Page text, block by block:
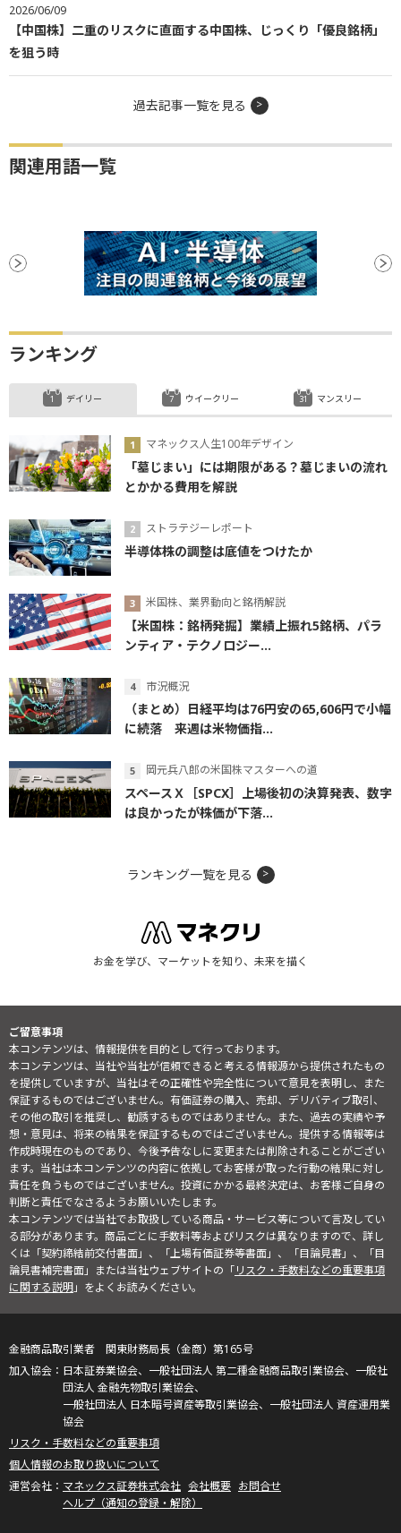
2026/06/09
【中国株】二重のリスクに直面する中国株、じっくり「優良銘柄」
を狙う時
過去記事一覧を見る
関連用語一覧
ランキング
デイリー
マネックス人生100年デザイン
「墓じまい」には期限がある？墓じまいの流れ
とかかる費用を解説
ストラテジーレポート
半導体株の調整は底値をつけたか
米国株、業界動向と銘柄解説
【米国株：銘柄発掘】業績上振れ5銘柄、パラ
ンティア・テクノロジー...
市況概況
（まとめ）日経平均は76円安の65,606円で小幅
に続落 来週は米物価指...
岡元兵八郎の米国株マスターへの道
スペースＸ［SPCX］上場後初の決算発表、数字
は良かったが株価が下落...
ウイークリー マンスリー
ランキング一覧を見る
お金を学び、マーケットを知り、未来を描く
ご留意事項
本コンテンツは、情報提供を目的として行っております。
本コンテンツは、当社や当社が信頼できると考える情報源から提供されたもの
を提供していますが、当社はその正確性や完全性について意見を表明し、また
保証するものではございません。有価証券の購入、売却、デリバティブ取引、
その他の取引を推奨し、勧誘するものではありません。また、過去の実績や予
想・意見は、将来の結果を保証するものではございません。提供する情報等は
作成時現在のものであり、今後予告なしに変更または削除されることがござい
ます。当社は本コンテンツの内容に依拠してお客様が取った行動の結果に対し
責任を負うものではございません。投資にかかる最終決定は、お客様ご自身の
判断と責任でなさるようお願いいたします。
本コンテンツでは当社でお取扱している商品・サービス等について言及してい
る部分があります。商品ごとに手数料等およびリスクは異なりますので、詳し
くは「契約締結前交付書面」、「上場有価証券等書面」、「目論見書」、「目
論見書補完書面」または当社ウェブサイトの「リスク・手数料などの重要事項
に関する説明」をよくお読みください。
金融商品取引業者 関東財務局長（金商）第165号
日本証券業協会、一般社団法人 第二種金融商品取引業協会、一般社
団法人 金融先物取引業協会、
一般社団法人 日本暗号資産等取引業協会、一般社団法人 資産運用業
協会
リスク・手数料などの重要事項
個人情報のお取り扱いについて
マネックス証券株式会社 会社概要 お問合せ
ヘルプ（通知の登録・解除）